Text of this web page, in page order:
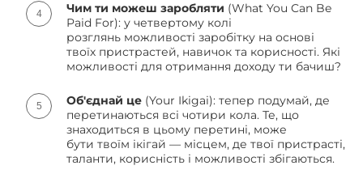
Чим ти можеш заробляти (What You Can Be
Paid For): у четвертому колі
розглянь можливості заробітку на основі
твоїх пристрастей, навичок та корисності. Які
можливості для отримання доходу ти бачиш?
Об'єднай це (Your Ikigai): тепер подумай, де
перетинаються всі чотири кола. Те, що
знаходиться в цьому перетині, може
бути твоїм ікігай — місцем, де твої пристрасті,
таланти, корисність і можливості збігаються.